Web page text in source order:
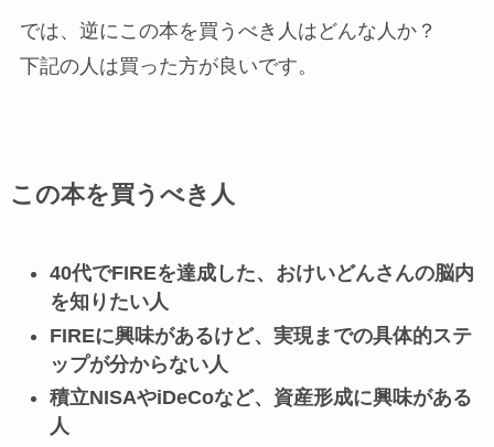
では、逆にこの本を買うべき人はどんな人か？
下記の人は買った方が良いです。
この本を買うべき人
40代でFIREを達成した、おけいどんさんの脳内
を知りたい人
FIREに興味があるけど、実現までの具体的ステ
ップが分からない人
積立NISAやiDeCoなど、資産形成に興味がある
人